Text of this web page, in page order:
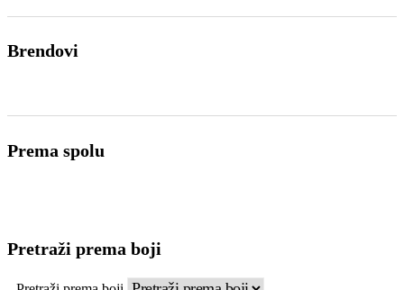
Brendovi
Prema spolu
Pretraži prema boji